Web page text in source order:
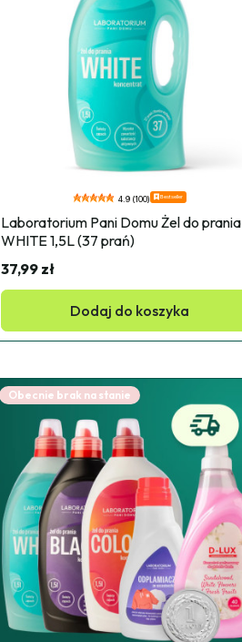
4.9 (100) Bestseller
Laboratorium Pani Domu Żel do prania
WHITE 1,5L (37 prań)
37,99 zł
Dodaj do koszyka
Obecnie brak na stanie